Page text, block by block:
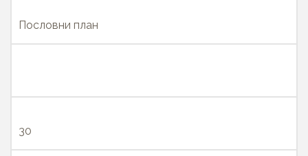
Пословни план
30